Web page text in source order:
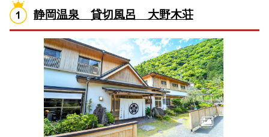
静岡温泉 貸切風呂 大野木荘